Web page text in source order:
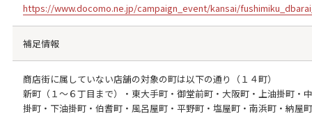
https://www.docomo.ne.jp/campaign_event/kansai/
補足情報
商店街に属していない店舗の対象の町は以下の通り（１４町）
新町（１～６丁目まで）・東大手町・御堂前町・大阪町・上油掛町・
掛町・下油掛町・伯耆町・風呂屋町・平野町・塩屋町・南浜町・納屋